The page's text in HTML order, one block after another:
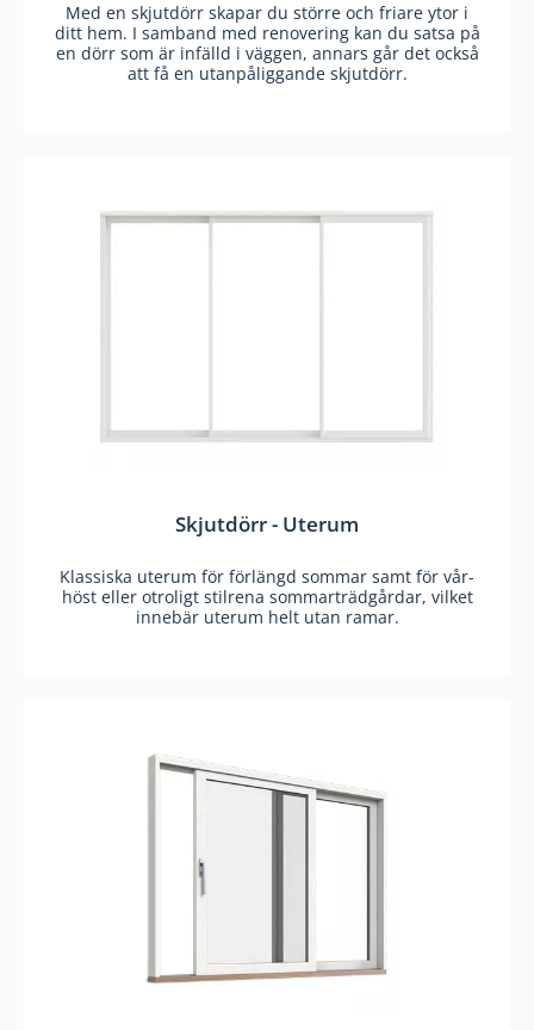
Med en skjutdörr skapar du större och friare ytor i
ditt hem. I samband med renovering kan du satsa på
en dörr som är infälld i väggen, annars går det också
att få en utanpåliggande skjutdörr.
Skjutdörr - Uterum
Klassiska uterum för förlängd sommar samt för vår-
höst eller otroligt stilrena sommarträdgårdar, vilket
innebär uterum helt utan ramar.